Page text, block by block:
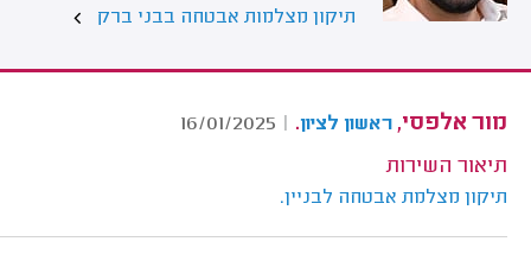
תיקון מצלמות אבטחה בבני ברק
מור אלפסי, ראשון לציון.
|
16/01/2025
תיאור השירות
תיקון מצלמת אבטחה לבניין.